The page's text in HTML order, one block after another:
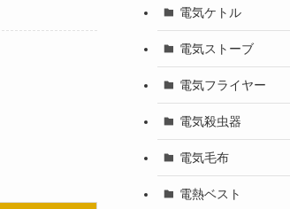
電気ケトル
電気ストーブ
電気フライヤー
電気殺虫器
電気毛布
電熱ベスト